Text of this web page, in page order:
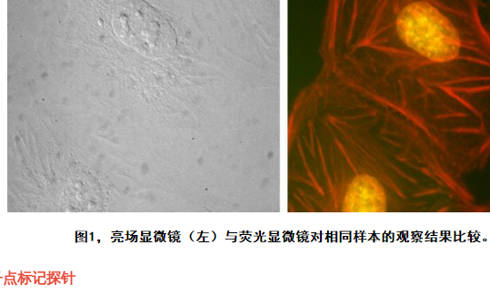
标记探针